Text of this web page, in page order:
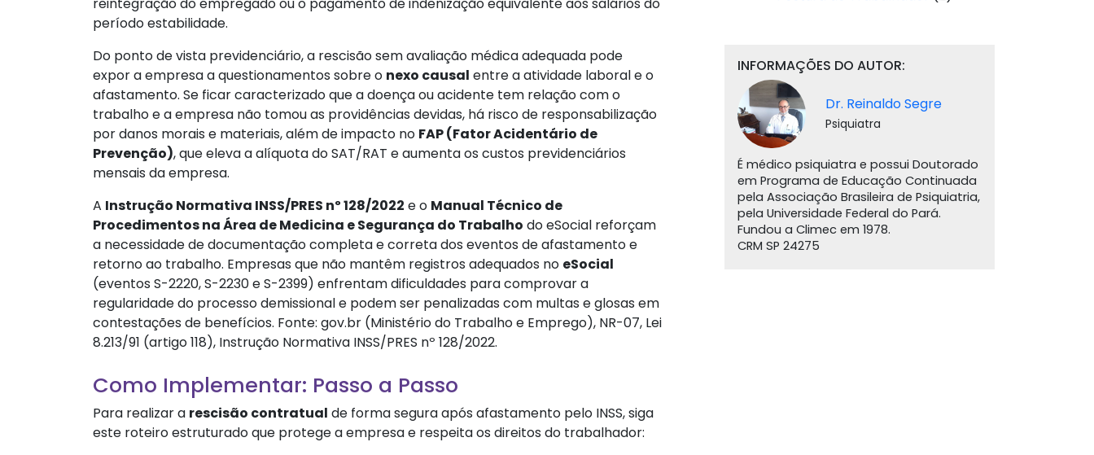
período estabilidade.
Do ponto de vista previdenciário, a rescisão sem avaliação médica adequada pode
expor a empresa a questionamentos sobre o nexo causal entre a atividade laboral e o
afastamento. Se ficar caracterizado que a doença ou acidente tem relação com o
trabalho e a empresa não tomou as providências devidas, há risco de responsabilização
por danos morais e materiais, além de impacto no FAP (Fator Acidentário de
Prevenção), que eleva a alíquota do SAT/RAT e aumenta os custos previdenciários
mensais da empresa.
A Instrução Normativa INSS/PRES nº 128/2022 e o Manual Técnico de
Procedimentos na Área de Medicina e Segurança do Trabalho do eSocial reforçam
a necessidade de documentação completa e correta dos eventos de afastamento e
retorno ao trabalho. Empresas que não mantêm registros adequados no eSocial
(eventos S-2220, S-2230 e S-2399) enfrentam dificuldades para comprovar a
regularidade do processo demissional e podem ser penalizadas com multas e glosas em
contestações de benefícios. Fonte: gov.br (Ministério do Trabalho e Emprego), NR-07, Lei
8.213/91 (artigo 118), Instrução Normativa INSS/PRES nº 128/2022.
Como Implementar: Passo a Passo
Para realizar a rescisão contratual de forma segura após afastamento pelo INSS, siga
este roteiro estruturado que protege a empresa e respeita os direitos do trabalhador:
INFORMAÇÕES DO AUTOR:
Dr. Reinaldo Segre
Psiquiatra
É médico psiquiatra e possui Doutorado
em Programa de Educação Continuada
pela Associação Brasileira de Psiquiatria,
pela Universidade Federal do Pará.
Fundou a Climec em 1978.
CRM SP 24275